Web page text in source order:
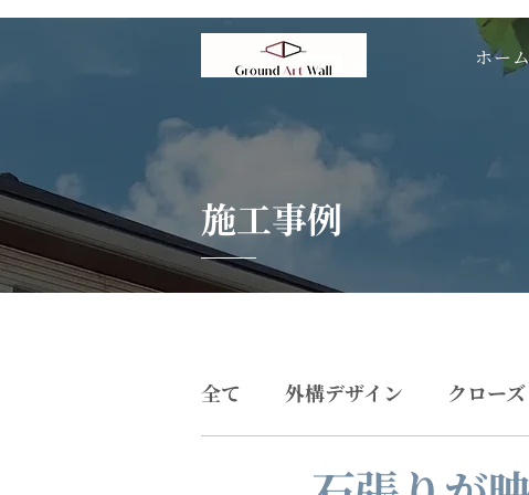
ホー
施工事例
全て 外構デザイン クロー
門まわりデザイン プール